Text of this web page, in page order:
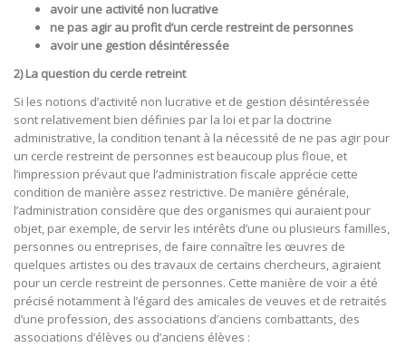
avoir une activité non lucrative
ne pas agir au profit d’un cercle restreint de personnes
avoir une gestion désintéressée
2) La question du cercle retreint
Si les notions d’activité non lucrative et de gestion désintéressée
sont relativement bien définies par la loi et par la doctrine
administrative, la condition tenant à la nécessité de ne pas agir pour
un cercle restreint de personnes est beaucoup plus floue, et
l’impression prévaut que l’administration fiscale apprécie cette
condition de manière assez restrictive. De manière générale,
l’administration considère que des organismes qui auraient pour
objet, par exemple, de servir les intérêts d’une ou plusieurs familles,
personnes ou entreprises, de faire connaître les œuvres de
quelques artistes ou des travaux de certains chercheurs, agiraient
pour un cercle restreint de personnes. Cette manière de voir a été
précisé notamment à l’égard des amicales de veuves et de retraités
d’une profession, des associations d’anciens combattants, des
associations d’élèves ou d’anciens élèves :